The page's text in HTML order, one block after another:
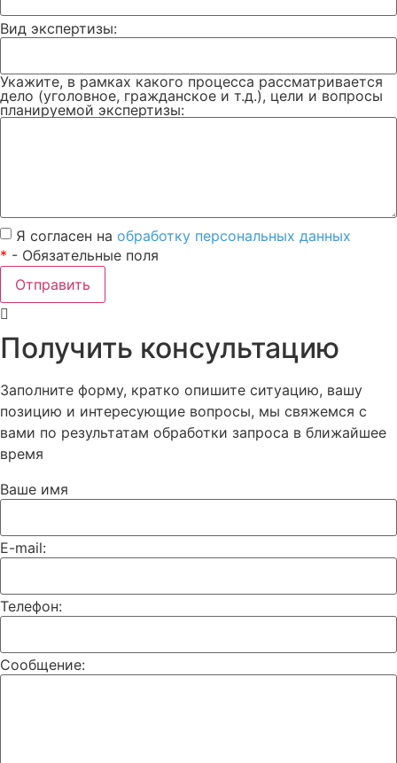
Вид экспертизы:
Укажите, в рамках какого процесса рассматривается
дело (уголовное, гражданское и т.д.), цели и вопросы
планируемой экспертизы:
Я согласен на обработку персональных данных
* - Обязательные поля
Отправить
Получить консультацию
Заполните форму, кратко опишите ситуацию, вашу
позицию и интересующие вопросы, мы свяжемся с
вами по результатам обработки запроса в ближайшее
время
Ваше имя
E-mail:
Телефон:
Сообщение: